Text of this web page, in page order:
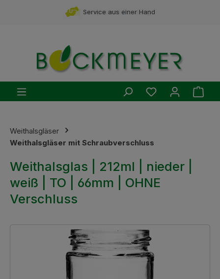
Zum Hauptinhalt springenService aus einer Hand
Du hast 0
Weithalsgläser
Weithalsgläser mit Schraubverschluss
Weithalsglas | 212ml | nieder |
weiß | TO | 66mm | OHNE
Verschluss
Bildergalerie überspringen